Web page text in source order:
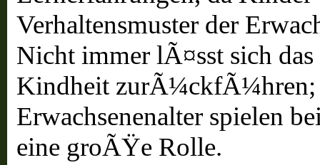
Verhaltensmuster der
Nicht immer lÃ¤sst sich
Kindheit zurÃ¼ckfÃ¼hren;
Erwachsenenalter spielen
eine groÃŸe Rolle.